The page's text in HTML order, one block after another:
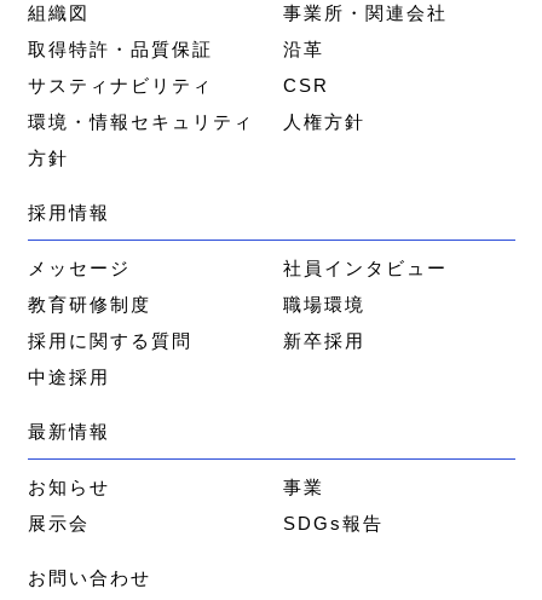
組織図
事業所・関連会社
取得特許・品質保証
沿革
サスティナビリティ
CSR
環境・情報セキュリティ
方針
人権方針
採用情報
メッセージ
社員インタビュー
教育研修制度
職場環境
採用に関する質問
新卒採用
中途採用
最新情報
お知らせ
事業
展示会
SDGs報告
お問い合わせ